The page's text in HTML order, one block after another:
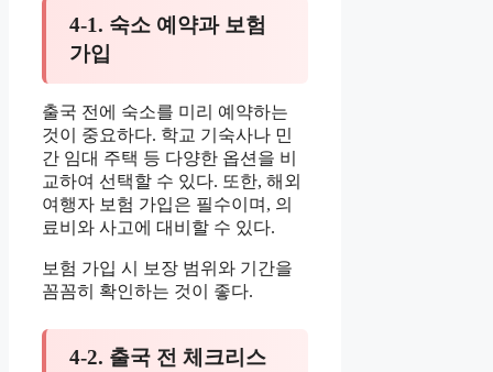
4-1. 숙소 예약과 보험
가입
출국 전에 숙소를 미리 예약하는
것이 중요하다. 학교 기숙사나 민
간 임대 주택 등 다양한 옵션을 비
교하여 선택할 수 있다. 또한, 해외
여행자 보험 가입은 필수이며, 의
료비와 사고에 대비할 수 있다.
보험 가입 시 보장 범위와 기간을
꼼꼼히 확인하는 것이 좋다.
4-2. 출국 전 체크리스